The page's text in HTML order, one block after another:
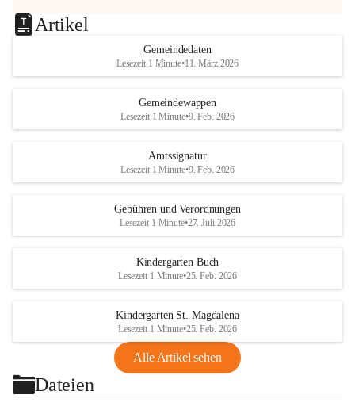
Artikel
Gemeindedaten
Lesezeit 1 Minute•11. März 2026
Gemeindewappen
Lesezeit 1 Minute•9. Feb. 2026
Amtssignatur
Lesezeit 1 Minute•9. Feb. 2026
Gebühren und Verordnungen
Lesezeit 1 Minute•27. Juli 2026
Kindergarten Buch
Lesezeit 1 Minute•25. Feb. 2026
Kindergarten St. Magdalena
Lesezeit 1 Minute•25. Feb. 2026
Alle Artikel sehen
Dateien